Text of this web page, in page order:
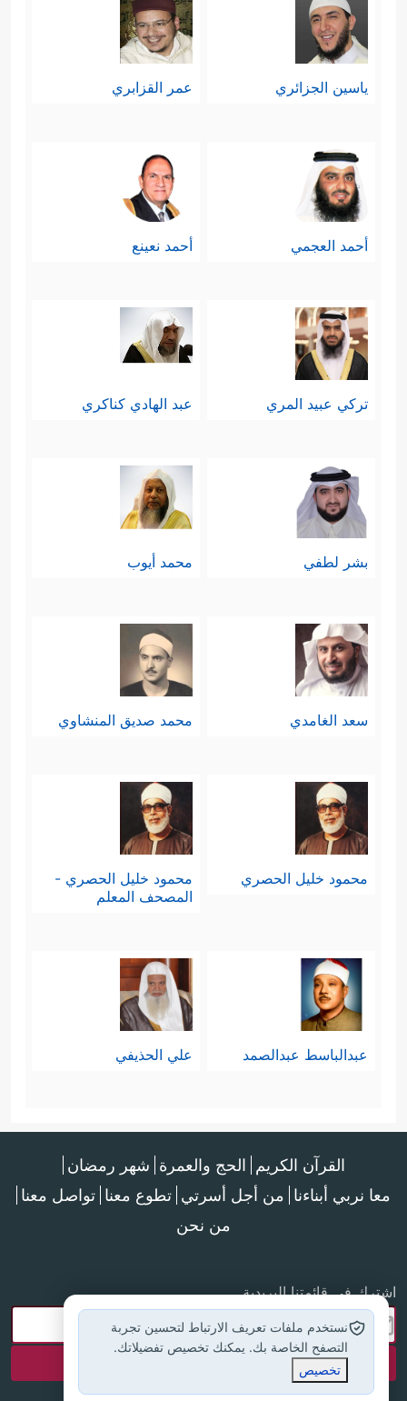
ياسين الجزائري عمر القزابري
أحمد العجمي أحمد نعينع
تركي عبيد المري عبد الهادي كناكري
بشر لطفي محمد أيوب
سعد الغامدي محمد صديق المنشاوي
محمود خليل الحصري
محمود خليل الحصري -
المصحف المعلم
عبدالباسط عبدالصمد علي الحذيفي
القرآن الكريم الحج والعمرة شهر رمضان
معا نربي أبناءنا من أجل أسرتي تطوع معنا تواصل معنا
من نحن
اشترك في قائمتنا البريدية
نستخدم ملفات تعريف الارتباط لتحسين تجربة
التصفح الخاصة بك. يمكنك تخصيص تفضيلاتك.
تخصيص